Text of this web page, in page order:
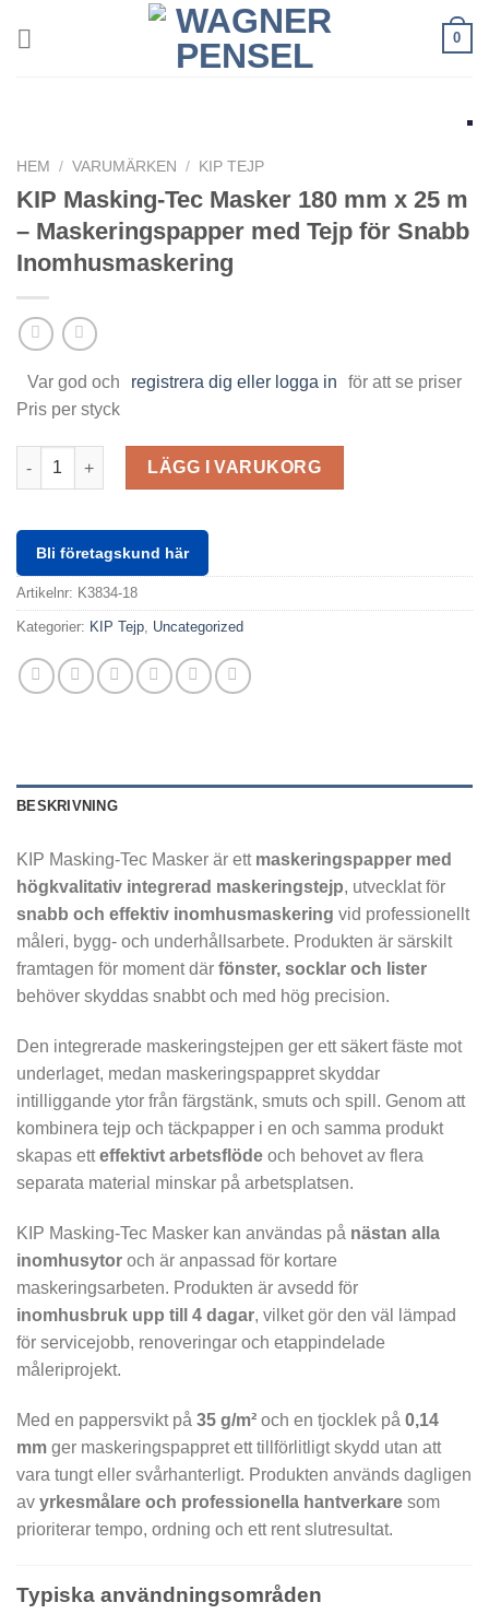
0
HEM / VARUMÄRKEN / KIP TEJP
KIP Masking-Tec Masker 180 mm x 25 m
– Maskeringspapper med Tejp för Snabb
Inomhusmaskering
Var god och registrera dig eller logga in
för att se priser
Pris per styck
KIP Masking-Tec Masker 180 mm x 25 m – Maskeringspapper
LÄGG I VARUKORG
Bli företagskund här
Artikelnr: K3834-18
Kategorier: KIP Tejp, Uncategorized
BESKRIVNING
KIP Masking-Tec Masker är ett maskeringspapper med
högkvalitativ integrerad maskeringstejp, utvecklat för
snabb och effektiv inomhusmaskering vid professionellt
måleri, bygg- och underhållsarbete. Produkten är särskilt
framtagen för moment där fönster, socklar och lister
behöver skyddas snabbt och med hög precision.
Den integrerade maskeringstejpen ger ett säkert fäste mot
underlaget, medan maskeringspappret skyddar
intilliggande ytor från färgstänk, smuts och spill. Genom att
kombinera tejp och täckpapper i en och samma produkt
skapas etteffektivt arbetsflöde och behovet av flera
separata material minskar på arbetsplatsen.
KIP Masking-Tec Masker kan användas på nästan alla
inomhusytor och är anpassad för kortare
maskeringsarbeten. Produkten är avsedd för
inomhusbruk upp till 4 dagar, vilket gör den väl lämpad
för servicejobb, renoveringar och etappindelade
måleriprojekt.
Med en pappersvikt på 35 g/m² och en tjocklek på 0,14
mm ger maskeringspappret ett tillförlitligt skydd utan att
vara tungt eller svårhanterligt. Produkten används dagligen
av yrkesmålare och professionella hantverkare som
prioriterar tempo, ordning och ett rent slutresultat.
Typiska användningsområden